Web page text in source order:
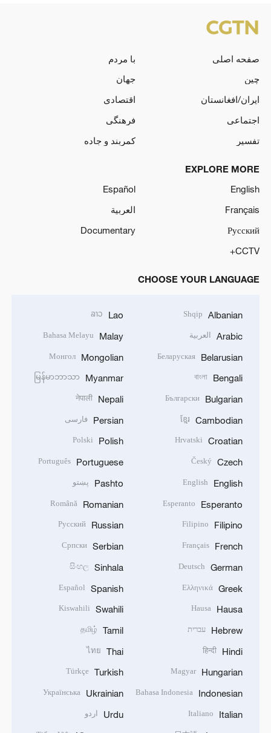
صفحه اصلی
با مردم
چین
جهان
ایران/افغانستان
اقتصادی
اجتماعی
فرهنگی
تفسیر
کمربند و جاده
EXPLORE MORE
English
Español
Français
العربية
Русский
Documentary
CCTV+
CHOOSE YOUR LANGUAGE
Albanian
Shqip
Arabic العربية
Belarusian
Беларуская
Bengali
বাংলা
Bulgarian
Български
Cambodian
ខ្មែរ
Croatian
Hrvatski
Czech
Český
English
English
Esperanto
Esperanto
Filipino
Filipino
French
Français
German
Deutsch
Greek
Ελληνικά
Hausa
Hausa
Hebrew עברית
Hindi
हिन्दी
Hungarian
Magyar
Indonesian
Bahasa Indonesia
Italian
Italiano
Lao
ລາວ
Malay
Bahasa Melayu
Mongolian
Монгол
Myanmar
မြန်မာဘာသာ
Nepali
नेपाली
Persian فارسی
Polish
Polski
Portuguese
Português
Pashto پښتو
Romanian
Română
Russian
Русский
Serbian
Српски
Sinhala
සිංහල
Spanish
Español
Swahili
Kiswahili
Tamil
தமிழ்
Thai
ไทย
Turkish
Türkçe
Ukrainian
Українська
Urdu اردو